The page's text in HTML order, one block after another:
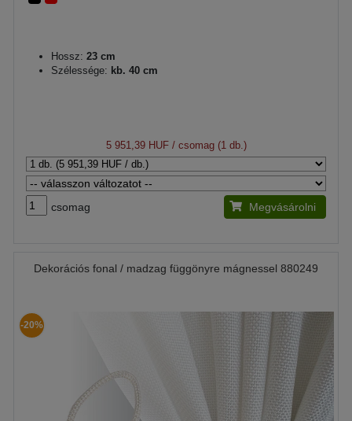
Hossz: 23 cm
Szélessége: kb. 40 cm
5 951,39 HUF/ csomag (1 db.)
csomag Megvásárolni
Dekorációs fonal / madzag függönyre mágnessel 880249
-20%